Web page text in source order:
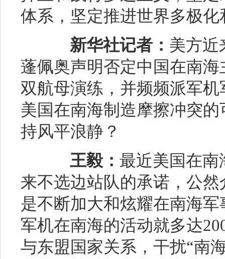
体系，坚定推进世界多极
新华社记者： 美方近
蓬佩奥声明否定中国在南
双航母演练，并频频派军
美国在南海制造摩擦冲突
持风平浪静？
王毅： 最近美国在南
来不选边站队的承诺，公
是不断加大和炫耀在南海
军机在南海的活动就多达
与东盟国家关系，干扰“南